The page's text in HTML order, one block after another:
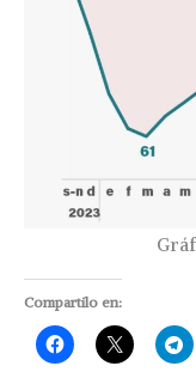
Compartilo en: